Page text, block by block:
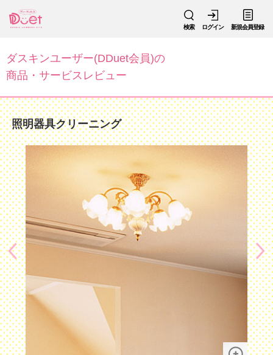
検索 ログイン 新規会員登録
ダスキンユーザー(DDuet会員)の
商品・サービスレビュー
照明器具クリーニング